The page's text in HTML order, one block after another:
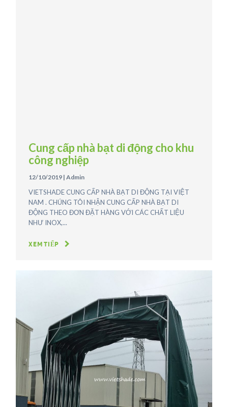
Cung cấp nhà bạt di động cho khu
công nghiệp
12/10/2019 | Admin
VIETSHADE CUNG CẤP NHÀ BẠT DI ĐỘNG TẠI VIỆT
NAM . CHÚNG TÔI NHẬN CUNG CẤP NHÀ BẠT DI
ĐỘNG THEO ĐƠN ĐẶT HÀNG VỚI CÁC CHẤT LIỆU
NHƯ INOX,...
XEM TIẾP